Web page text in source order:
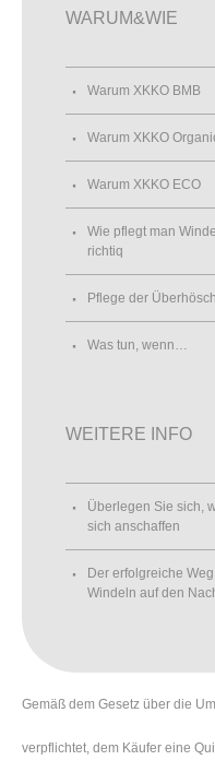
WARUM&WIE
Warum XKKO BMB
Warum XKKO
Warum XKKO ECO
Wie pflegt man
richtiq
Pflege der
Was tun, wenn…
WEITERE INFO
Überlegen Sie sich,
sich anschaffen
Der erfolgreiche
Windeln auf den
Gemäß dem Gesetz über die
verpflichtet, dem Käufer eine